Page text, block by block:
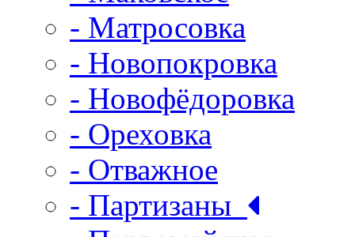
- Матросовка
- Новопокровка
- Новофёдоровка
- Ореховка
- Отважное
- Партизаны